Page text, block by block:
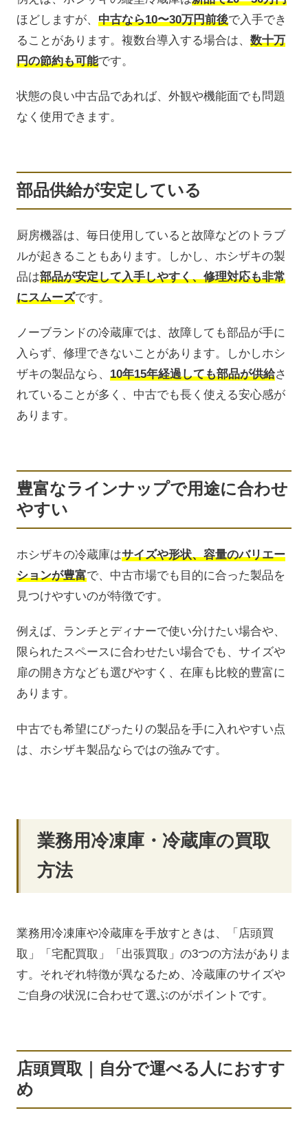
ほどしますが、 中古なら10〜30万円前後で入手でき
ることがあります。複数台導入する場合は、 数十万
円の節約も可能です。
状態の良い中古品であれば、外観や機能面でも問題
なく使用できます。
部品供給が安定している
厨房機器は、毎日使用していると故障などのトラブ
ルが起きることもあります。しかし、ホシザキの製
品は部品が安定して入手しやすく、修理対応も非常
にスムーズです。
ノーブランドの冷蔵庫では、故障しても部品が手に
入らず、修理できないことがあります。しかしホシ
ザキの製品なら、 10年15年経過しても部品が供給さ
れていることが多く、中古でも長く使える安心感が
あります。
豊富なラインナップで用途に合わせ
やすい
ホシザキの冷蔵庫はサイズや形状、容量のバリエー
ションが豊富で、中古市場でも目的に合った製品を
見つけやすいのが特徴です。
例えば、ランチとディナーで使い分けたい場合や、
限られたスペースに合わせたい場合でも、サイズや
扉の開き方なども選びやすく、在庫も比較的豊富に
あります。
中古でも希望にぴったりの製品を手に入れやすい点
は、ホシザキ製品ならではの強みです。
業務用冷凍庫・冷蔵庫の買取
方法
業務用冷凍庫や冷蔵庫を手放すときは、「店頭買
取」「宅配買取」「出張買取」の3つの方法がありま
す。それぞれ特徴が異なるため、冷蔵庫のサイズや
ご自身の状況に合わせて選ぶのがポイントです。
店頭買取｜自分で運べる人におすす
め